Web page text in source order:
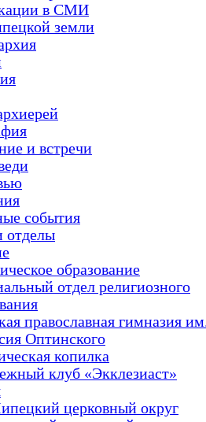
в СМИ
земли
и встречи
события
отделы
образование
отдел религиозного
православная гимназия
Оптинского
копилка
клуб «Экклезиаст»
церковный округ